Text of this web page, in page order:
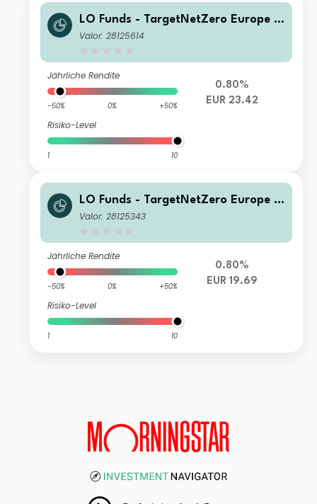
LO Funds - TargetNetZero Europe E
quity (EUR) SA
Valor: 28125614
Jährliche Rendite
-50% 0% +50%
Risiko-Level
1 10
0.80%
EUR 23.42
LO Funds - TargetNetZero Europe E
quity (EUR) ND
Valor: 28125343
Jährliche Rendite
-50% 0% +50%
Risiko-Level
1 10
0.80%
EUR 19.69